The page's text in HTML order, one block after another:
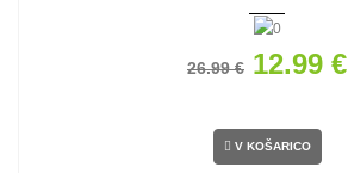
26.99 € 12.99 €
V KOŠARICO